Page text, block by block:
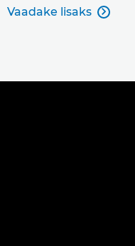
Vaadake lisaks 